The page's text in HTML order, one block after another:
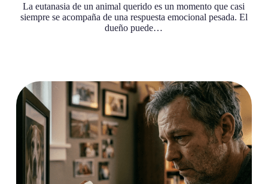
La eutanasia de un animal querido es un momento que casi
siempre se acompaña de una respuesta emocional pesada. El
dueño puede…